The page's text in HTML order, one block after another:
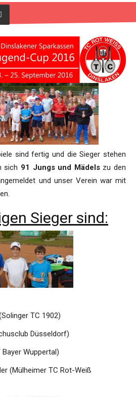
sind fertig und die Sieger stehen
sich 91 Jungs und Mädelszu den
und unser Verein war mit
Sieger sind:
TC 1902)
Düsseldorf)
Wuppertal)
(Mülheimer TC Rot-Weiß